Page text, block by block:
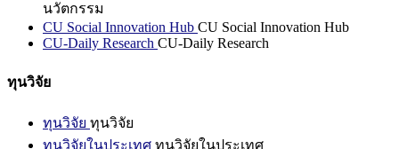
นวัตกรรม
CU Social Innovation Hub CU Social Innovation Hub
CU-Daily Research CU-Daily Research
ทุนวิจัย
ทุนวิจัย ทุนวิจัย
ทุนวิจัยในประเทศ ทุนวิจัยในประเทศ